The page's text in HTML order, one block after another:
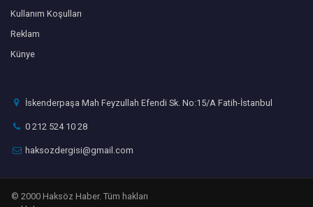
Kullanım Koşulları
Reklam
Künye
İskenderpaşa Mah Feyzullah Efendi Sk. No:15/A Fatih-İstanbul
0 212 524 10 28
haksozdergisi@gmail.com
© 2000 Haksöz Haber. Tüm hakları